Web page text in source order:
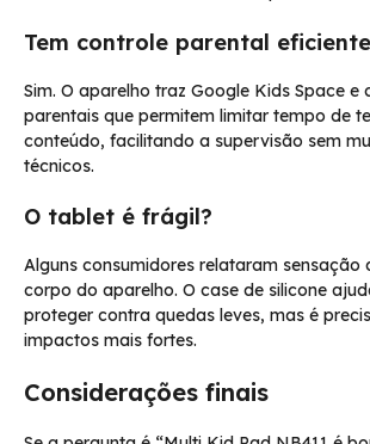
Tem controle parental
Sim. O aparelho traz Google Kids Space e
parentais que permitem limitar tempo de
conteúdo, facilitando a supervisão sem
técnicos.
O tablet é frágil?
Alguns consumidores relataram sensação
corpo do aparelho. O case de silicone
proteger contra quedas leves, mas é
impactos mais fortes.
Considerações finais